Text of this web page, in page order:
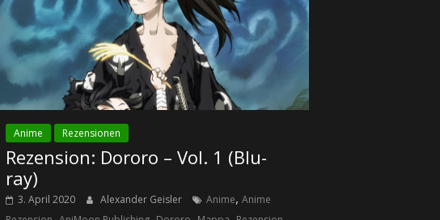
Anime Rezensionen
Rezension: Dororo – Vol. 1 (Blu-
ray)
3. April 2020 Alexander Geisler Anime,Anime